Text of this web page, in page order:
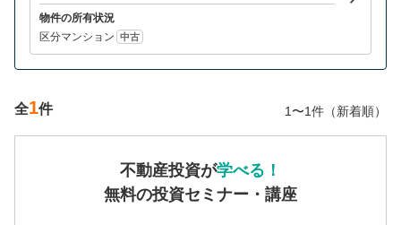
物件の所有状況
区分マンション 中古
全1件 1〜1件（新着順）
不動産投資が学べる！
無料の投資セミナー・講座